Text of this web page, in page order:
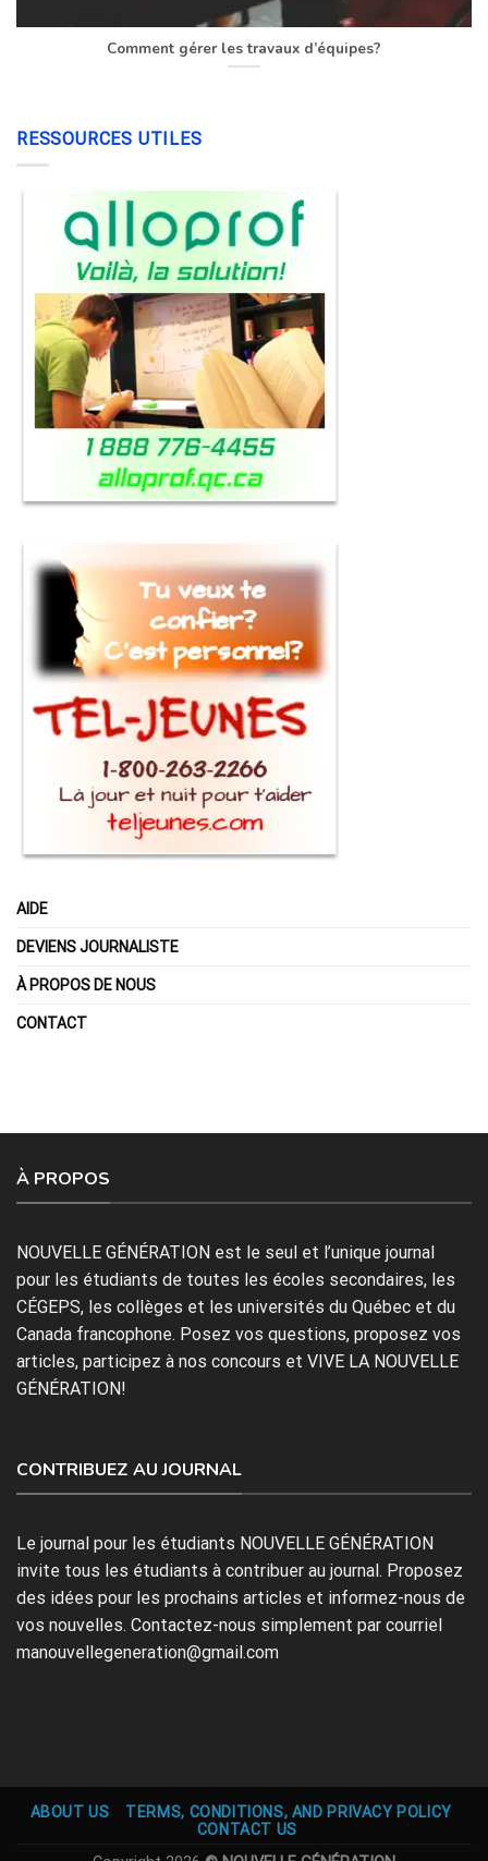
Comment gérer les travaux d’équipes?
RESSOURCES UTILES
AIDE
DEVIENS JOURNALISTE
À PROPOS DE NOUS
CONTACT
À PROPOS
NOUVELLE GÉNÉRATION est le seul et l’unique journal
pour les étudiants de toutes les écoles secondaires, les
CÉGEPS, les collèges et les universités du Québec et du
Canada francophone. Posez vos questions, proposez vos
articles, participez à nos concours et VIVE LA NOUVELLE
GÉNÉRATION!
CONTRIBUEZ AU JOURNAL
Le journal pour les étudiants NOUVELLE GÉNÉRATION
invite tous les étudiants à contribuer au journal. Proposez
des idées pour les prochains articles et informez-nous de
vos nouvelles. Contactez-nous simplement par courriel
manouvellegeneration@gmail.com
ABOUT US
TERMS, CONDITIONS, AND PRIVACY POLICY
CONTACT US